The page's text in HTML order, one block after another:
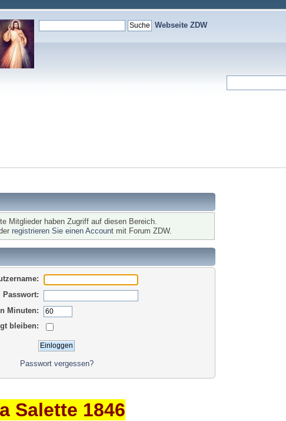
Webseite ZDW
Mitglieder haben Zugriff auf diesen Bereich.
registrieren Sie einen Accountmit Forum ZDW.
Passwort:
Minuten:
bleiben:
Passwort vergessen?
Salette 1846